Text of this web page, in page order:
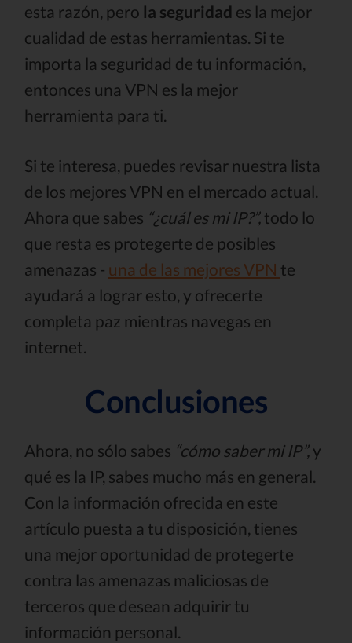
esta razón, pero la seguridad es la mejor
cualidad de estas herramientas. Si te
importa la seguridad de tu información,
entonces una VPN es la mejor
herramienta para ti.
Si te interesa, puedes revisar nuestra lista
de los mejores VPN en el mercado actual.
Ahora que sabes “¿cuál es mi IP?”, todo lo
que resta es protegerte de posibles
amenazas - una de las mejores VPN te
ayudará a lograr esto, y ofrecerte
completa paz mientras navegas en
internet.
Conclusiones
Ahora, no sólo sabes “cómo saber mi IP”, y
qué es la IP, sabes mucho más en general.
Con la información ofrecida en este
artículo puesta a tu disposición, tienes
una mejor oportunidad de protegerte
contra las amenazas maliciosas de
terceros que desean adquirir tu
información personal.